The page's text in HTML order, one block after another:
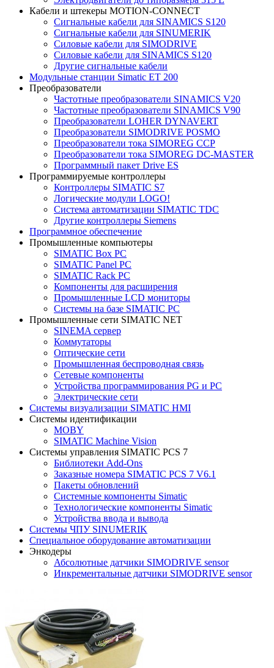
Кабели и штекеры MOTION-CONNECT
Сигнальные кабели для SINAMICS S120
Сигнальные кабели для SINUMERIK
Силовые кабели для SIMODRIVE
Силовые кабели для SINAMICS S120
Другие сигнальные кабели
Модульные станции Simatic ET 200
Преобразователи
Частотные преобразователи SINAMICS V20
Частотные преобразователи SINAMICS V90
Преобразователи LOHER DYNAVERT
Преобразователи SIMODRIVE POSMO
Преобразователи тока SIMOREG CCP
Преобразователи тока SIMOREG DC-MASTER
Программный пакет Drive ES
Программируемые контроллеры
Контроллеры SIMATIC S7
Логические модули LOGO!
Система автоматизации SIMATIC TDC
Другие контроллеры Siemens
Программное обеспечение
Промышленные компьютеры
SIMATIC Box PC
SIMATIC Panel PС
SIMATIC Rack PC
Компоненты для расширения
Промышленные LCD мониторы
Системы на базе SIMATIC PC
Промышленные сети SIMATIC NET
SINEMA сервер
Коммутаторы
Оптические сети
Промышленная беспроводная связь
Сетевые компоненты
Устройства программирования PG и PC
Электрические сети
Системы визуализации SIMATIC HMI
Системы идентификации
MOBY
SIMATIC Machine Vision
Системы управления SIMATIC PCS 7
Библиотеки Add-Ons
Заказные номера SIMATIC PCS 7 V6.1
Пакеты обновлений
Системные компоненты Simatic
Технологические компоненты Simatic
Устройства ввода и вывода
Системы ЧПУ SINUMERIK
Специальное оборудование автоматизации
Энкодеры
Абсолютные датчики SIMODRIVE sensor
Инкрементальные датчики SIMODRIVE sensor